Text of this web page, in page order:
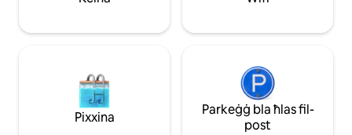
Pixxina
Parkeġġ bla ħlas fil-
post